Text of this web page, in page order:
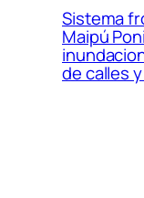
Sistema
Maipú
de calles